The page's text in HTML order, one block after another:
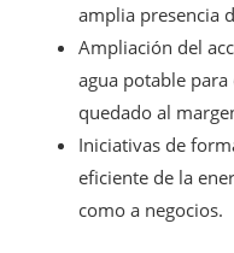
amplia presencia
Ampliación del
agua potable
quedado al
Iniciativas de
eficiente de la
como a negocios.